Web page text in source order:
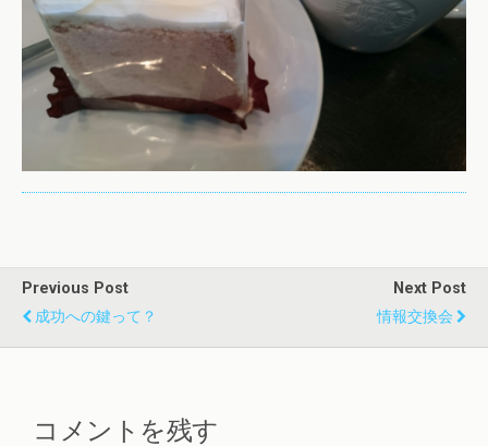
Previous Post
成功への鍵って？
Next Post
情報交換会
コメントを残す